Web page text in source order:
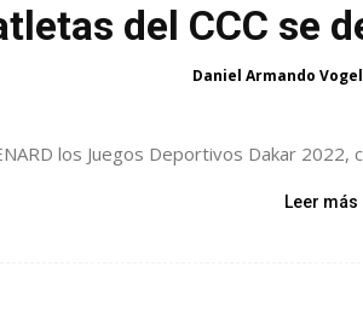
del CCC se
Daniel Armando Vogel
los Juegos Deportivos Dakar
Leer más